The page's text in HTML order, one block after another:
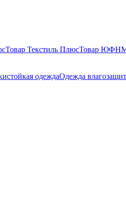
Товар Текстиль ПлюсТовар
одеждаОдежда